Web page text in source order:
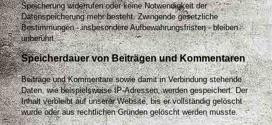
Speicherung widerrufen oder keine Notwendigkeit der
Datenspeicherung mehr besteht. Zwingende gesetzliche
Bestimmungen - insbesondere Aufbewahrungsfristen - bleiben
unberührt.
Speicherdauer von Beiträgen und Kommentaren
Beiträge und Kommentare sowie damit in Verbindung stehende
Daten, wie beispielsweise IP-Adressen, werden gespeichert. Der
Inhalt verbleibt auf unserer Website, bis er vollständig gelöscht
wurde oder aus rechtlichen Gründen gelöscht werden musste.